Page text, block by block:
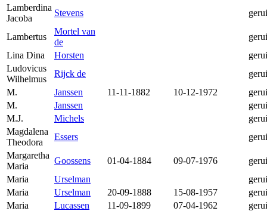
Lamberdina
Jacoba
Stevens
Lambertus
Mortel van
de
Lina Dina
Horsten
Ludovicus
Wilhelmus
Rijck de
M.
Janssen 11-11-1882 10-12-1972
M.
Janssen
M.J.
Michels
Magdalena
Theodora
Essers
Margaretha
Maria
Goossens 01-04-1884 09-07-1976
Maria
Urselman
Maria
Urselman 20-09-1888 15-08-1957
Maria
Lucassen 11-09-1899 07-04-1962